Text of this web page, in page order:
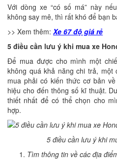
Với dòng xe “có số má” này
không say mê, thì rất khó để bạn
>> Xem thêm: Xe 67 độ giá rẻ
5 điều cần lưu ý khi mua xe
Để mua được cho mình một
không quá khả năng chi trả,
mua phải có kiến thức cơ bản
hiệu cho đến thông số kĩ thuật.
thiết nhất để có thể chọn cho
hợp.
5 điều cần lưu ý khi
Tìm thông tin về các địa